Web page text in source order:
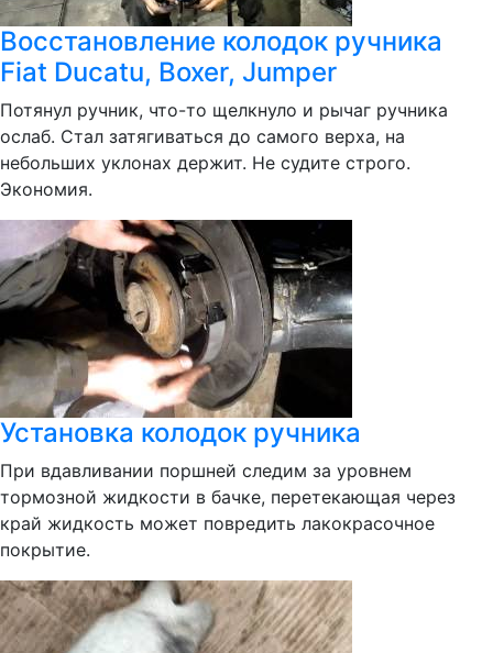
Восстановление колодок ручника
Fiat Ducatu, Boxer, Jumper
Потянул ручник, что-то щелкнуло и рычаг ручника
ослаб. Стал затягиваться до самого верха, на
небольших уклонах держит. Не судите строго.
Экономия.
Установка колодок ручника
При вдавливании поршней следим за уровнем
тормозной жидкости в бачке, перетекающая через
край жидкость может повредить лакокрасочное
покрытие.